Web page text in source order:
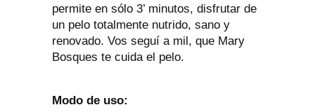
permite en sólo 3’ minutos, disfrutar de
un pelo totalmente nutrido, sano y
renovado. Vos seguí a mil, que Mary
Bosques te cuida el pelo.
Modo de uso: